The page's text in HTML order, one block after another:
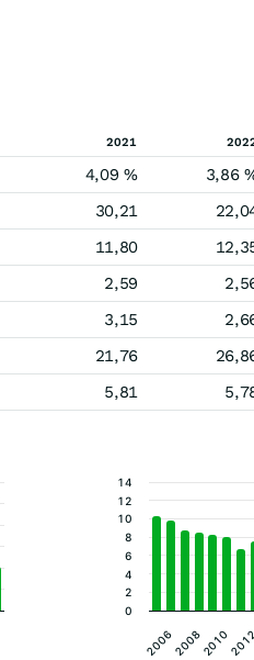
2021
4,09 % 3,86
30,21
11,80
2,59
3,15
21,76
5,81
200620082010
0
2
4
6
8
10
12
14